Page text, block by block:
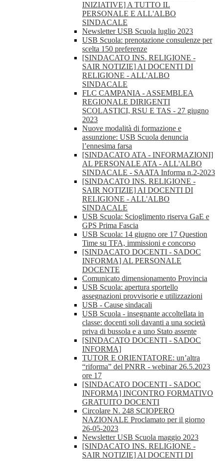
INIZIATIVE] A TUTTO IL
PERSONALE E ALL'ALBO
SINDACALE
Newsletter USB Scuola luglio 2023
USB Scuola: prenotazione consulenze per
scelta 150 preferenze
[SINDACATO INS. RELIGIONE -
SAIR NOTIZIE] AI DOCENTI DI
RELIGIONE - ALL'ALBO
SINDACALE
FLC CAMPANIA - ASSEMBLEA
REGIONALE DIRIGENTI
SCOLASTICI, RSU E TAS - 27 giugno
2023
Nuove modalità di formazione e
assunzione: USB Scuola denuncia
l’ennesima farsa
[SINDACATO ATA - INFORMAZIONI]
AL PERSONALE ATA - ALL'ALBO
SINDACALE - SAATA Informa n.2-2023
[SINDACATO INS. RELIGIONE -
SAIR NOTIZIE] AI DOCENTI DI
RELIGIONE - ALL'ALBO
SINDACALE
USB Scuola: Scioglimento riserva GaE e
GPS Prima Fascia
USB Scuola: 14 giugno ore 17 Question
Time su TFA, immissioni e concorso
[SINDACATO DOCENTI - SADOC
INFORMA] AL PERSONALE
DOCENTE
Comunicato dimensionamento Provincia
USB Scuola: apertura sportello
assegnazioni provvisorie e utilizzazioni
USB - Cause sindacali
USB Scuola - insegnante accoltellata in
classe: docenti soli davanti a una società
priva di bussola e a uno Stato assente
[SINDACATO DOCENTI - SADOC
INFORMA]
TUTOR E ORIENTATORE: un’altra
“riforma” del PNRR - webinar 26.5.2023
ore 17
[SINDACATO DOCENTI - SADOC
INFORMA] INCONTRO FORMATIVO
GRATUITO DOCENTI
Circolare N. 248 SCIOPERO
NAZIONALE Proclamato per il giorno
26-05-2023
Newsletter USB Scuola maggio 2023
[SINDACATO INS. RELIGIONE -
SAIR NOTIZIE] AI DOCENTI DI